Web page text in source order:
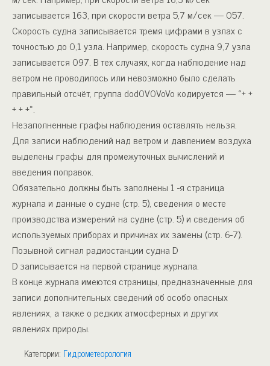
записывается 163, при скорости ветра 5,7 м/сек — 057.
Скорость судна записывается тремя цифрами в узлах с
точностью до 0,1 узла. Например, скорость судна 9,7 узла
записывается 097. В тех случаях, когда наблюдение над
ветром не проводилось или невозможно было сделать
правильный отсчёт, группа dod0V0VoVo кодируется — «+ +
+ + +».
Незаполненные графы наблюдения оставлять нельзя.
Для записи наблюдений над ветром и давлением воздуха
выделены графы для промежуточных вычислений и
введения поправок.
Обязательно должны быть заполнены 1 -я страница
журнала и данные о судне (стр. 5), сведения о месте
производства измерений на судне (стр. 5) и сведения об
используемых приборах и причинах их замены (стр. 6-7).
Позывной сигнал радиостанции судна D
D записывается на первой странице журнала.
В конце журнала имеются страницы, предназначенные для
записи дополнительных сведений об особо опасных
явлениях, а также о редких атмосферных и других
явлениях природы.
Категории: Гидрометеорология